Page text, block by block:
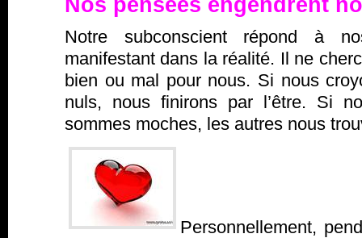
Nos pensées engendrent
Notre subconscient répond à
manifestant dans la réalité. Il ne
bien ou mal pour nous. Si nous
nuls, nous finirons par l’être. Si
sommes moches, les autres nous
Personnellement,